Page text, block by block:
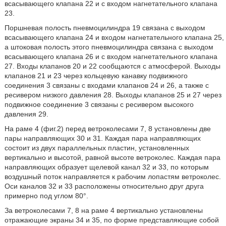
всасывающего клапана 22 и с входом нагнетательного клапана
23.
Поршневая полость пневмоцилиндра 19 связана с выходом
всасывающего клапана 24 и входом нагнетательного клапана 25,
а штоковая полость этого пневмоцилиндра связана с выходом
всасывающего клапана 26 и с входом нагнетательного клапана
27. Входы клапанов 20 и 22 сообщаются с атмосферой. Выходы
клапанов 21 и 23 через кольцевую канавку подвижного
соединения 3 связаны с входами клапанов 24 и 26, а также с
ресивером низкого давления 28. Выходы клапанов 25 и 27 через
подвижное соединение 3 связаны с ресивером высокого
давления 29.
На раме 4 (фиг.2) перед ветроколесами 7, 8 установлены две
пары направляющих 30 и 31. Каждая пара направляющих
состоит из двух параллельных пластин, установленных
вертикально и высотой, равной высоте ветроколес. Каждая пара
направляющих образует щелевой канал 32 и 33, по которым
воздушный поток направляется к рабочим лопастям ветроколес.
Оси каналов 32 и 33 расположены относительно друг друга
примерно под углом 80°.
За ветроколесами 7, 8 на раме 4 вертикально установлены
отражающие экраны 34 и 35, по форме представляющие собой